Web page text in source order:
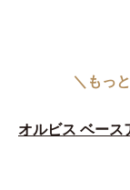
＼もっ
オルビス ベース